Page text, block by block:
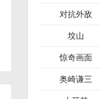
对抗外敌
坟山
惊奇画面
奥崎谦三